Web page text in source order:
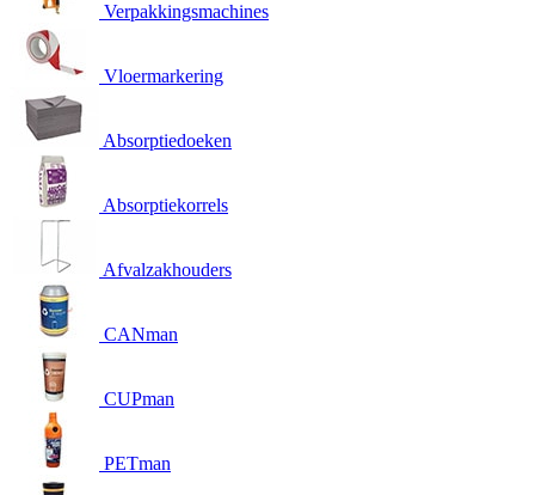
Verpakkingsmachines
Vloermarkering
Absorptiedoeken
Absorptiekorrels
Afvalzakhouders
CANman
CUPman
PETman